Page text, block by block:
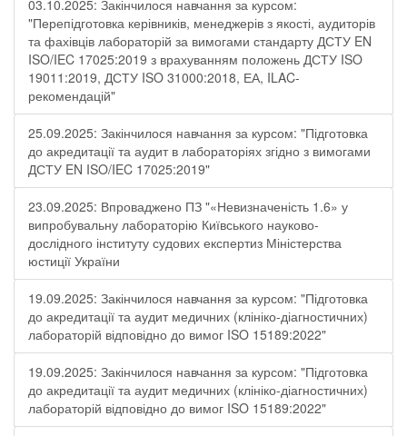
03.10.2025: Закінчилося навчання за курсом:
"Перепідготовка керівників, менеджерів з якості, аудиторів
та фахівців лабораторій за вимогами стандарту ДСТУ EN
ISO/IEC 17025:2019 з врахуванням положень ДСТУ ISO
19011:2019, ДСТУ ISO 31000:2018, ЕА, ILAC-
рекомендацій"
25.09.2025: Закінчилося навчання за курсом: "Підготовка
до акредитації та аудит в лабораторіях згідно з вимогами
ДСТУ EN ISO/IEC 17025:2019"
23.09.2025: Впроваджено ПЗ "«Невизначеність 1.6» у
випробувальну лабораторію Київського науково-
дослідного інституту судових експертиз Міністерства
юстиції України
19.09.2025: Закінчилося навчання за курсом: "Підготовка
до акредитації та аудит медичних (клініко-діагностичних)
лабораторій відповідно до вимог ISO 15189:2022"
19.09.2025: Закінчилося навчання за курсом: "Підготовка
до акредитації та аудит медичних (клініко-діагностичних)
лабораторій відповідно до вимог ISO 15189:2022"